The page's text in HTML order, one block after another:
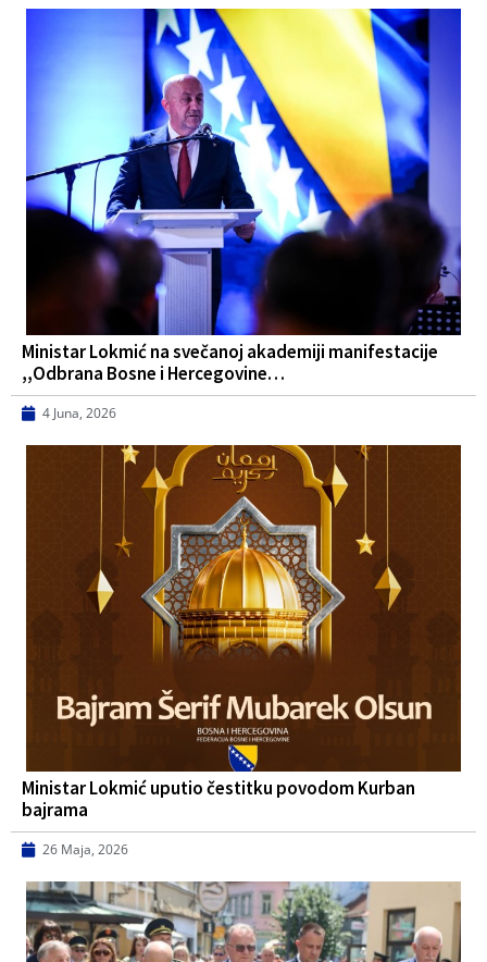
Ministar Lokmić na svečanoj akademiji manifestacije
,,Odbrana Bosne i Hercegovine…
4 Juna, 2026
Ministar Lokmić uputio čestitku povodom Kurban
bajrama
26 Maja, 2026